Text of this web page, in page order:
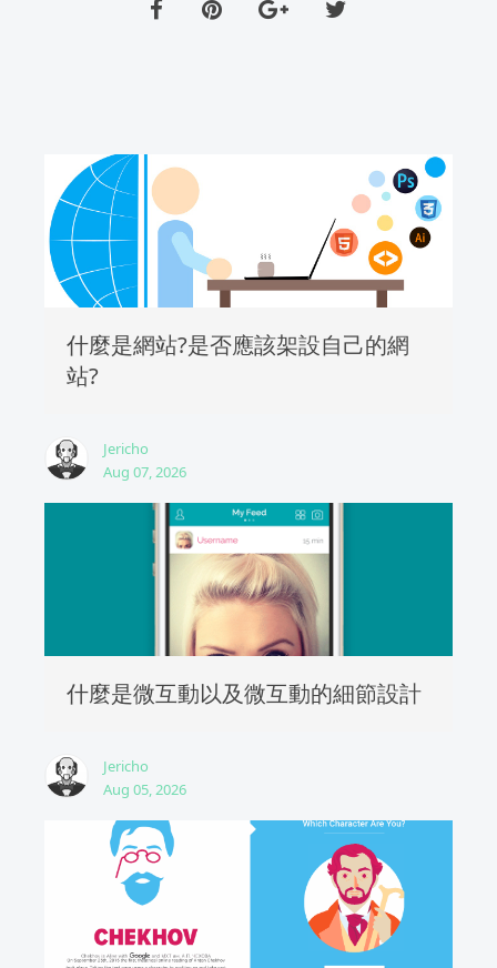
什麼是網站?是否應該架設自己的網
站?
Jericho
Aug 07, 2026
什麼是微互動以及微互動的細節設計
Jericho
Aug 05, 2026